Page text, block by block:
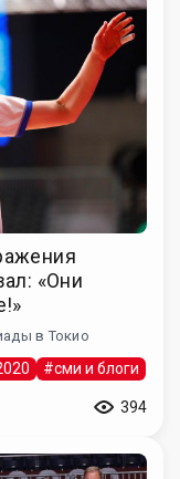
«Они
в Токио
#сми и блоги
394